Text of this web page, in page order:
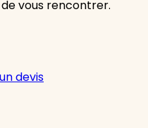
vous rencontrer.
devis